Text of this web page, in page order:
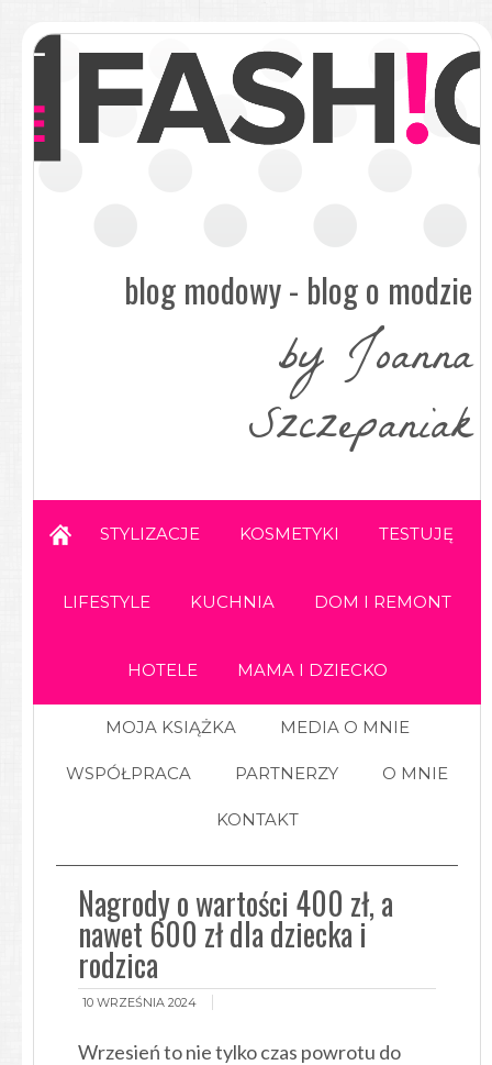
blog modowy - blog o modzie
by Joanna
Szczepaniak
STYLIZACJE KOSMETYKI TESTUJĘ
LIFESTYLE KUCHNIA DOM I REMONT
HOTELE MAMA I DZIECKO
MOJA KSIĄŻKA MEDIA O MNIE
WSPÓŁPRACA PARTNERZY O MNIE
KONTAKT
Nagrody o wartości 400 zł, a
nawet 600 zł dla dziecka i
rodzica
10 WRZEŚNIA 2024
Wrzesień to nie tylko czas powrotu do